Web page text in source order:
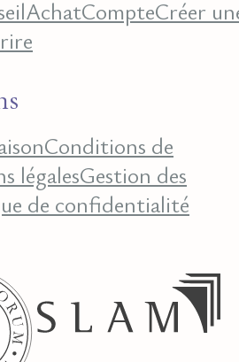
AchatCompteCréer
Conditions de
légalesGestion des
de confidentialité